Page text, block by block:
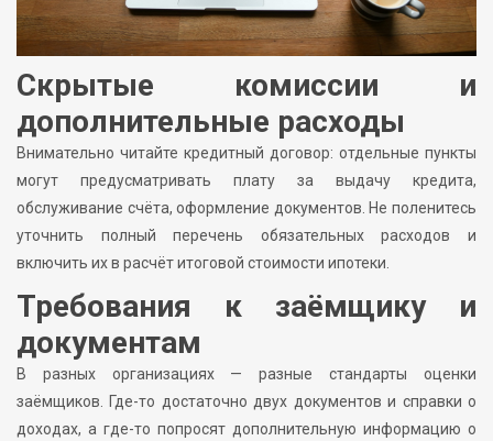
Скрытые комиссии и
дополнительные расходы
Внимательно читайте кредитный договор: отдельные пункты
могут предусматривать плату за выдачу кредита,
обслуживание счёта, оформление документов. Не поленитесь
уточнить полный перечень обязательных расходов и
включить их в расчёт итоговой стоимости ипотеки.
Требования к заёмщику и
документам
В разных организациях — разные стандарты оценки
заёмщиков. Где-то достаточно двух документов и справки о
доходах, а где-то попросят дополнительную информацию о